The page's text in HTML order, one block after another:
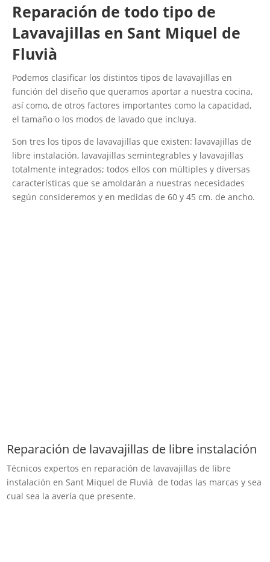
Reparación de todo tipo de
Lavavajillas en Sant Miquel de
Fluvià
Podemos clasificar los distintos tipos de lavavajillas en
función del diseño que queramos aportar a nuestra cocina,
así como, de otros factores importantes como la capacidad,
el tamaño o los modos de lavado que incluya.
Son tres los tipos de lavavajillas que existen: lavavajillas de
libre instalación, lavavajillas semintegrables y lavavajillas
totalmente integrados; todos ellos con múltiples y diversas
características que se amoldarán a nuestras necesidades
según consideremos y en medidas de 60 y 45 cm. de ancho.
Reparación de lavavajillas de libre instalación
Técnicos expertos en reparación de lavavajillas de libre
instalación en Sant Miquel de Fluvià de todas las marcas y sea
cual sea la avería que presente.